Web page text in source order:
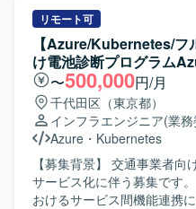
SecretManagerやIMDSv2対
向上に直結する業務に携わ
盤やミドルウェア周りの知
環境です。 【開発環境】 AWS環境上のWindowsServerを中
心としたシステム基盤上で
アやSecretManager、
利用した構成となっていま
域で経験を積むことができます。 【開発
AWS（RDS、Lambda、
SMS/SES）、GCP、
どを利用したインフラ環境
設計・構築、Observability
よびポストモーテム文化の
改善や自動化、バックエン
アーキテクチャ設計、パフ
ます。 【求める人物像】 新しい技術や未知の課題に柔軟に
対応し、積極的に挑戦でき
い状況でも仕組みや基準を
ップを持って基盤を育てら
基づいた意思決定を行い、
めています。 【ポジションの魅力】 プラットフォームおよ
び信頼性基盤をゼロから立
リモート可
【Azure/Kubernetes/フ
け電池診断プログラム
〜500,000円/月
千代田区（東京都）
インフラエンジニア(業
Azure ・ Kubernetes
【募集背景】 交通事業者
サービス化に伴う募集です。 【作業内容】 Azure環境内に
おけるサービス間機能連携